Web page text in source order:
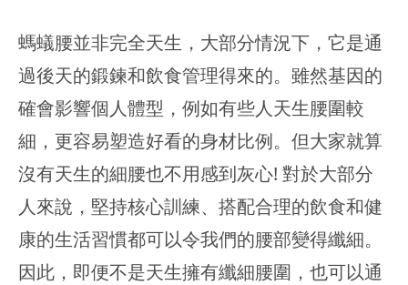
螞蟻腰並非完全天生，大部分情況下，它是通
過後天的鍛鍊和飲食管理得來的。雖然基因的
確會影響個人體型，例如有些人天生腰圍較
細，更容易塑造好看的身材比例。但大家就算
沒有天生的細腰也不用感到灰心! 對於大部分
人來說，堅持核心訓練、搭配合理的飲食和健
康的生活習慣都可以令我們的腰部變得纖細。
因此，即便不是天生擁有纖細腰圍，也可以通